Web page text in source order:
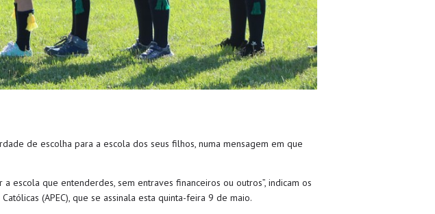
de escolha para a escola dos seus filhos, numa mensagem em que
escola que entenderdes, sem entraves financeiros ou outros”, indicam os
(APEC), que se assinala esta quinta-feira 9 de maio.